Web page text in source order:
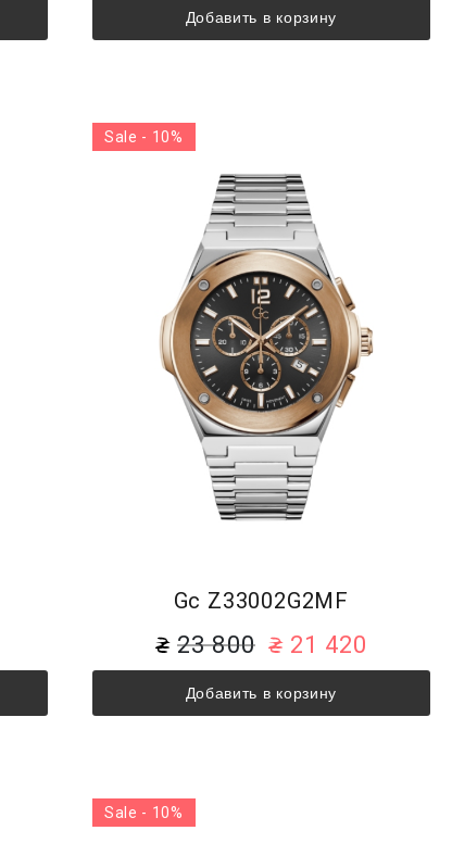
Добавить в корзину
Gc Z33002G2MF
23 800 21 420
Добавить в корзину
Sale - 10%
Sale - 10%